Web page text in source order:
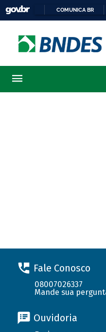
COMUNICA BR
Fale Conosco
08007026337
Mande sua
Ouvidoria